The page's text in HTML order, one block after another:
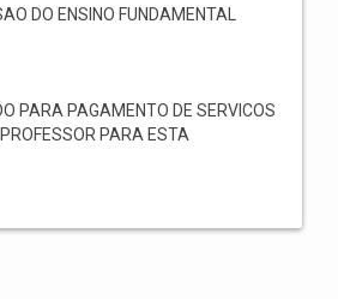
DO ENSINO FUNDAMENTAL
PARA PAGAMENTO DE SERVICOS
PARA ESTA